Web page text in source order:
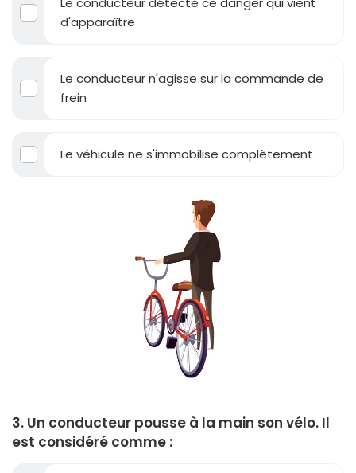
d'apparaître
Le conducteur n'agisse sur la commande de
frein
Le véhicule ne s'immobilise complètement
3. Un conducteur pousse à la main son vélo. Il
est considéré comme :